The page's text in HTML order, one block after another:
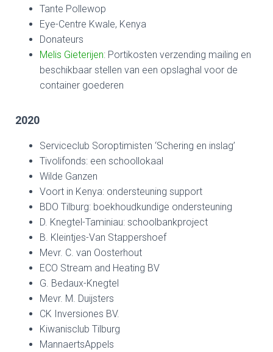
Tante Pollewop
Eye-Centre Kwale, Kenya
Donateurs
Melis Gieterijen: Portikosten verzending mailing en
beschikbaar stellen van een opslaghal voor de
container goederen
2020
Serviceclub Soroptimisten ‘Schering en inslag’
Tivolifonds: een schoollokaal
Wilde Ganzen
Voort in Kenya: ondersteuning support
BDO Tilburg: boekhoudkundige ondersteuning
D. Knegtel-Taminiau: schoolbankproject
B. Kleintjes-Van Stappershoef
Mevr. C. van Oosterhout
ECO Stream and Heating BV
G. Bedaux-Knegtel
Mevr. M. Duijsters
CK Inversiones BV.
Kiwanisclub Tilburg
MannaertsAppels